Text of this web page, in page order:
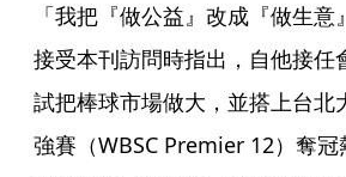
「我把『做公益』改成『做生
接受本刊訪問時指出，自他接任
試把棒球市場做大，並搭上台北
強賽（WBSC Premier 12）奪冠